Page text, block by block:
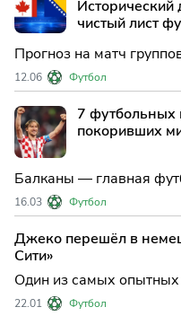
бомбардир балк
чистый лист
Прогноз на матч
Босния и Герцеговина.
Джесси Марша и
Барбареза, статистика
игры в Торонто.
12.06 Футбол
7 футбольных
покоривших
Балканы — главная
Что было бы, если бы
распалась?
бразильцев», чья
навсегда изменили
16.03 Футбол
Джеко перешёл в
Сити»
Один из самых
Европы, Эдин Джеко,
22.01 Футбол